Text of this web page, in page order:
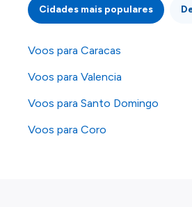
Cidades mais populares
Voos para Caracas
Voos para Valencia
Voos para Santo Domingo
Voos para Coro